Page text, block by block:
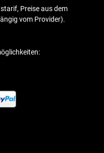
Preise aus dem
vom Provider).